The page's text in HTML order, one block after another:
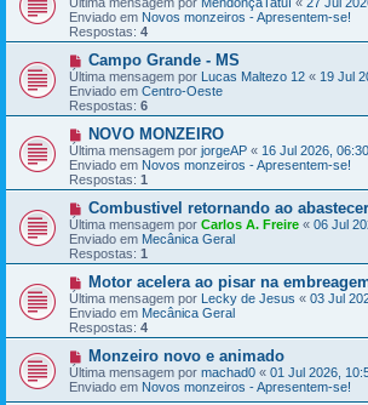
a
g
e
m
v
a
m
e
n
s
a
g
e
m
Enviado em Novos monzeiros - Apresentem-se!
Respostas: 4
N
o
v
a
m
e
n
s
a
g
e
m
Campo Grande - MS
Última mensagem por Lucas Maltezo 12 « 19 Jul
Enviado em Centro-Oeste
Respostas: 6
N
o
v
a
m
e
n
s
a
g
e
m
NOVO MONZEIRO
Última mensagem por jorgeAP « 16 Jul 2026, 06:30
Enviado em Novos monzeiros - Apresentem-se!
Respostas: 1
N
o
v
a
m
e
n
s
a
g
e
m
Combustivel retornando ao abastecer
Última mensagem por Carlos A. Freire « 06 Jul
Enviado em Mecânica Geral
Respostas: 1
N
o
v
a
m
e
n
s
a
Motor acelera ao pisar na
Última mensagem por Lecky de Jesus « 03 Jul
Enviado em Mecânica Geral
Respostas: 4
N
o
v
a
Monzeiro novo e animado
Última mensagem por machad0 « 01 Jul 2026,
Enviado em Novos monzeiros - Apresentem-se!